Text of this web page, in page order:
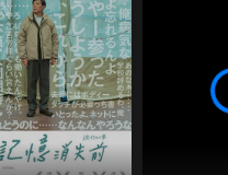
子們的嚴正控訴？